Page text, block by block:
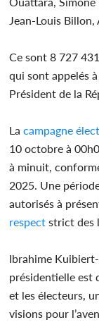
Jean-Louis
Ce sont 8 727
qui sont appelés
Président de la
La campagne
10 octobre à
à minuit,
2025. Une
autorisés à
respect strict des
Ibrahime
présidentielle est
et les électeurs,
visions pour